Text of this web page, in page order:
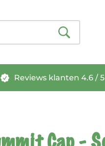
Reviews klanten 4.6 / 5